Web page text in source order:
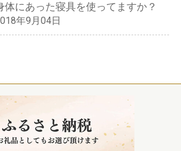
体にあった寝具を使ってますか？
年9月04日